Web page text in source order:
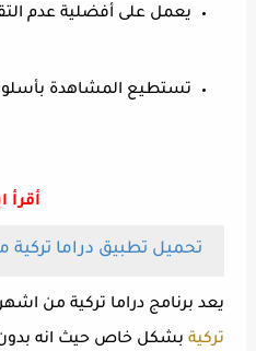
يعمل على أفضلية عدم
تستطيع المشاهدة
أقرأ
تحميل تطبيق دراما
يعد برنامج دراما تركية من
تركية